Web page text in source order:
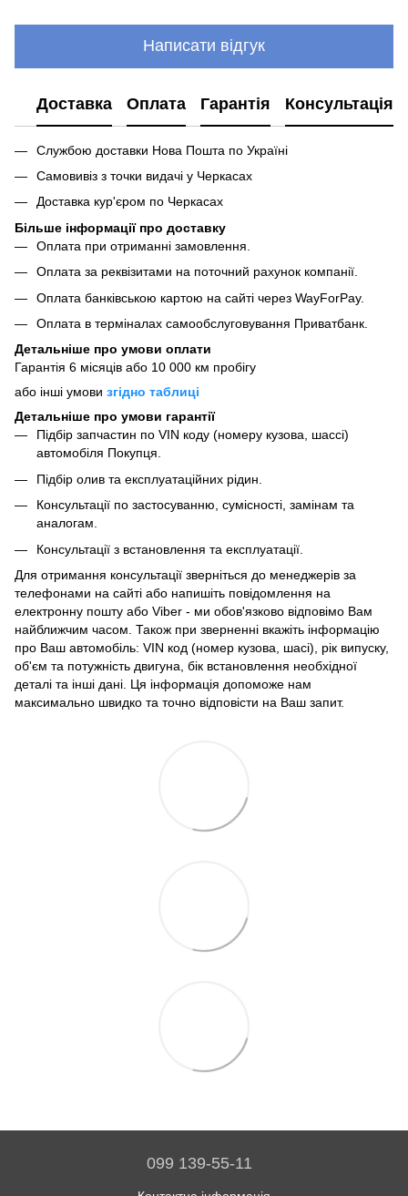
Написати відгук
Доставка Оплата Гарантія Консультація
Службою доставки Нова Пошта по Україні
Самовивіз з точки видачі у Черкасах
Доставка кур'єром по Черкасах
Більше інформації про доставку
Оплата при отриманні замовлення.
Оплата за реквізитами на поточний рахунок компанії.
Оплата банківською картою на сайті через WayForPay.
Оплата в терміналах самообслуговування Приватбанк.
Детальніше про умови оплати
Гарантія 6 місяців або 10 000 км пробігу
або інші умови згідно таблиці
Детальніше про умови гарантії
Підбір запчастин по VIN коду (номеру кузова, шассі)
автомобіля Покупця.
Підбір олив та експлуатаційних рідин.
Консультації по застосуванню, сумісності, замінам та
аналогам.
Консультації з встановлення та експлуатації.
Для отримання консультації зверніться до менеджерів за
телефонами на сайті або напишіть повідомлення на
електронну пошту або Viber - ми обов'язково відповімо Вам
найближчим часом. Також при зверненні вкажіть інформацію
про Ваш автомобіль: VIN код (номер кузова, шасі), рік випуску,
об'єм та потужність двигуна, бік встановлення необхідної
деталі та інші дані. Ця інформація допоможе нам
максимально швидко та точно відповісти на Ваш запит.
099 139-55-11